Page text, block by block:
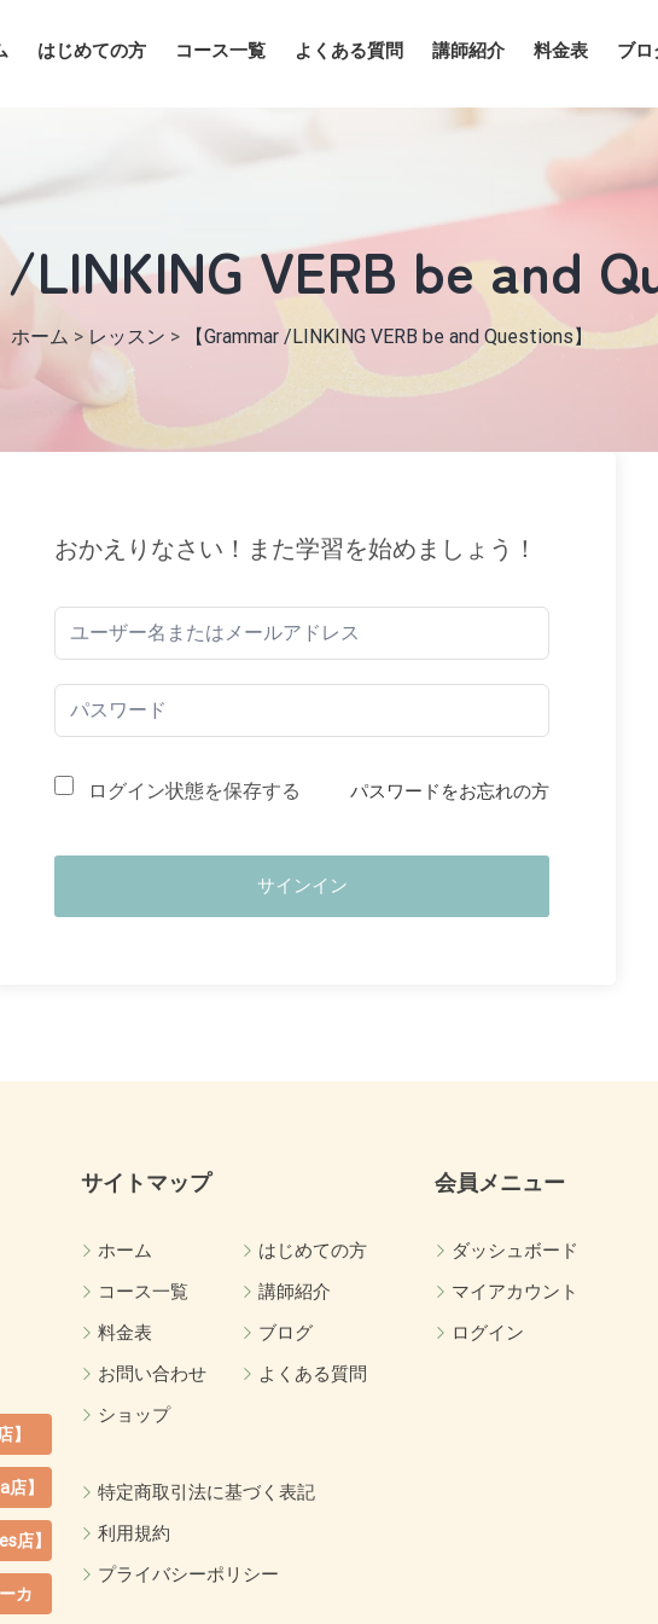
はじめての方 コース一覧 よくある質問 講師紹介 料金表 ブロ
/LINKING VERB be and
ホーム > レッスン > 【Grammar /LINKING VERB be and Questions】
おかえりなさい！また学習を始めましょう！
ログイン状態を保存する パスワードをお忘れの方
サインイン
】
】
店】
カ
サイトマップ
ホーム
はじめての方
コース一覧
講師紹介
料金表
ブログ
お問い合わせ
よくある質問
ショップ
特定商取引法に基づく表記
利用規約
プライバシーポリシー
会員メニュー
ダッシュボード
マイアカウント
ログイン